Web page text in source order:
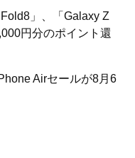
」、「Galaxy Z
円分のポイント還
Airセールが8月6